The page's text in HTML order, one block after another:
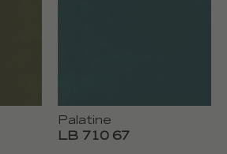
Palatine
LB 710 67